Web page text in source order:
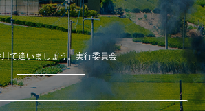
で逢いましょう。実行委員会